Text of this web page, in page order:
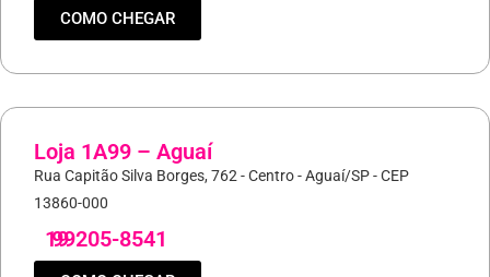
COMO CHEGAR
Loja 1A99 – Aguaí
Rua Capitão Silva Borges, 762 - Centro - Aguaí/SP - CEP
13860-000
19
99205-8541